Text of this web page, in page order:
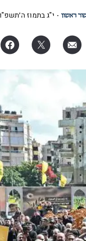
י"ג בתמוז ה׳תשפ"ו